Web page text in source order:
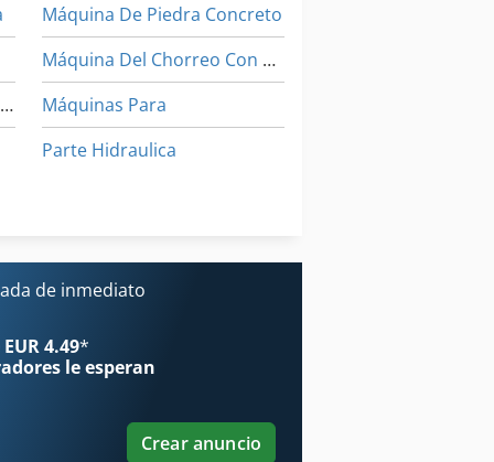
Gabinete De Chorro De Arena
Máquina De Piedra Concreto
Máquina Del Chorreo Con Arena De Ibix
Máquinas Para
Parte Hidraulica
de inmediato
4.49*
le esperan
Crear anuncio